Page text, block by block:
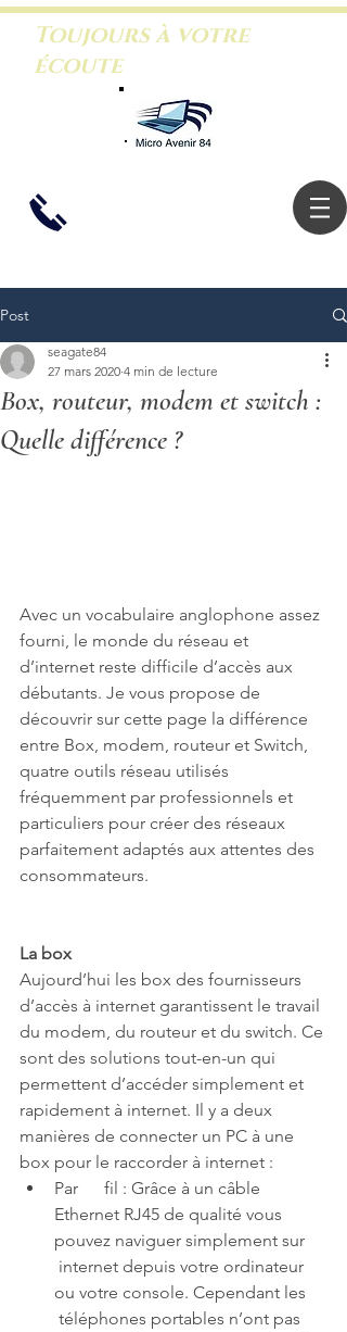
Toujours à votre
écoute
Post
Box, routeur, modem et switch :
Quelle différence ?
seagate84
27 mars 2020 4 min de lecture
Avec un vocabulaire anglophone assez
fourni, le monde du réseau et
d’internet reste difficile d’accès aux
débutants. Je vous propose de
découvrir sur cette page la différence
entre Box, modem, routeur et Switch,
quatre outils réseau utilisés
fréquemment par professionnels et
particuliers pour créer des réseaux
parfaitement adaptés aux attentes des
consommateurs.
La box
Aujourd’hui les box des fournisseurs
d’accès à internet garantissent le travail
du modem, du routeur et du switch. Ce
sont des solutions tout-en-un qui
permettent d’accéder simplement et
rapidement à internet. Il y a deux
manières de connecter un PC à une
box pour le raccorder à internet :
Par      fil : Grâce à un câble
Ethernet RJ45 de qualité vous
pouvez naviguer simplement sur
internet depuis votre ordinateur
ou votre console. Cependant les
téléphones portables n’ont pas